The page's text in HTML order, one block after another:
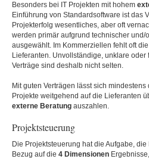
Besonders bei IT Projekten mit hohem
Einführung von Standardsoftware ist das
Projekterfolg wesentliches, aber oft
werden primär aufgrund technischer und/
ausgewählt. Im Kommerziellen fehlt oft die
Lieferanten. Unvollständige, unklare
Verträge sind deshalb nicht selten.
Mit guten Verträgen lässt sich
Projekte weitgehend auf die Lieferanten
externe Beratung auszahlen.
Projektsteuerung
Die Projektsteuerung hat die Aufgabe,
Bezug auf die 4 Dimensionen